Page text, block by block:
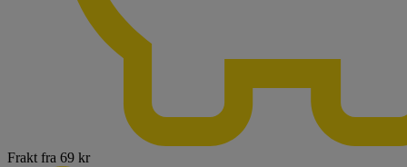
Frakt fra 69 kr